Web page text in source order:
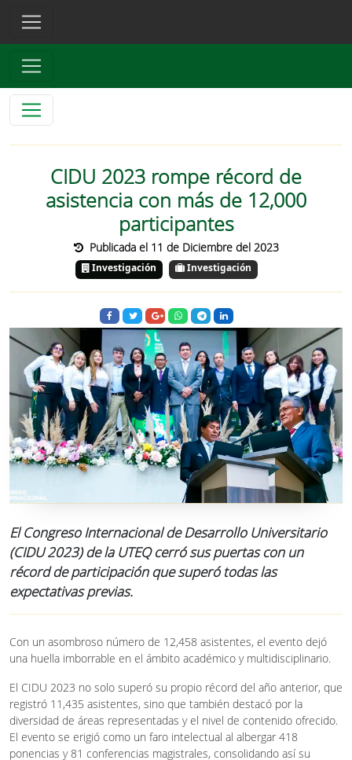
CIDU 2023 rompe récord de
asistencia con más de 12,000
participantes
Publicada el 11 de Diciembre del 2023
Investigación Investigación
El Congreso Internacional de Desarrollo Universitario
(CIDU 2023) de la UTEQ cerró sus puertas con un
récord de participación que superó todas las
expectativas previas.
Con un asombroso número de 12,458 asistentes, el evento dejó
una huella imborrable en el ámbito académico y multidisciplinario.
El CIDU 2023 no solo superó su propio récord del año anterior, que
registró 11,435 asistentes, sino que también destacó por la
diversidad de áreas representadas y el nivel de contenido ofrecido.
El evento se erigió como un faro intelectual al albergar 418
ponencias y 81 conferencias magistrales, consolidando así su